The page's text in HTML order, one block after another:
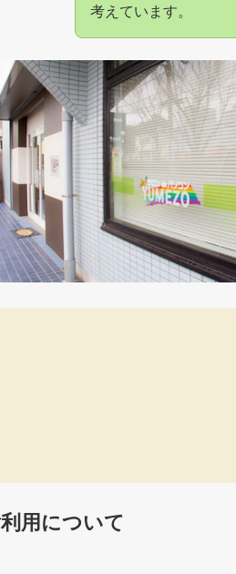
考えています。
用について